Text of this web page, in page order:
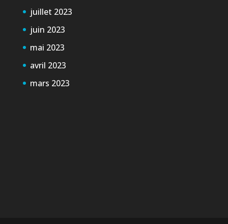
juillet 2023
juin 2023
mai 2023
avril 2023
mars 2023